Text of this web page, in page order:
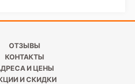
ОТЗЫВЫ
КОНТАКТЫ
И ЦЕНЫ
И СКИДКИ